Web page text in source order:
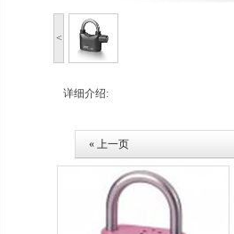
<
详细介绍:
« 上一页